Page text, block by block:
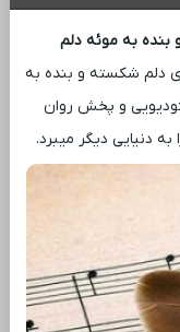
به موئه دلم
دلم شکسته و بنده به
و پخش روان
دنیایی دیگر میبرد.